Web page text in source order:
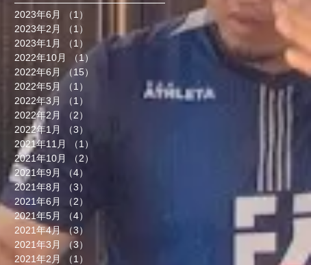
2023年6月 （1）
2023年2月
（1）
1件の記事
2023年1月
（1）
1件の記事
2022年10月
（1）
2022年6月
（15）
2022年5月
（1）
2022年3月
（1）
2022年2月
（2）
2022年1月
（3）
2021年11月
（1）
2021年10月
（2）
2021年9月
（4）
2021年8月
（3）
2021年6月
（2）
2021年5月
（4）
2021年4月 （3）
2021年3月
（3）
2021年2月
（1）